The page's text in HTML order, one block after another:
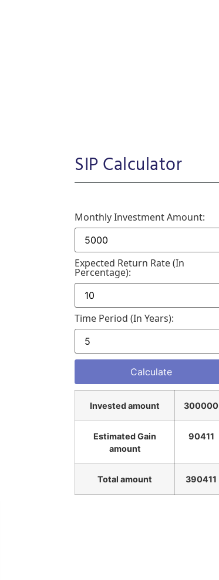
SIP Calculator
Monthly Investment Amount:
Expected Return Rate (in
Percentage):
Time Period (in Years):
Invested amount 300000
Estimated Gain
amount
90411
Total amount 390411